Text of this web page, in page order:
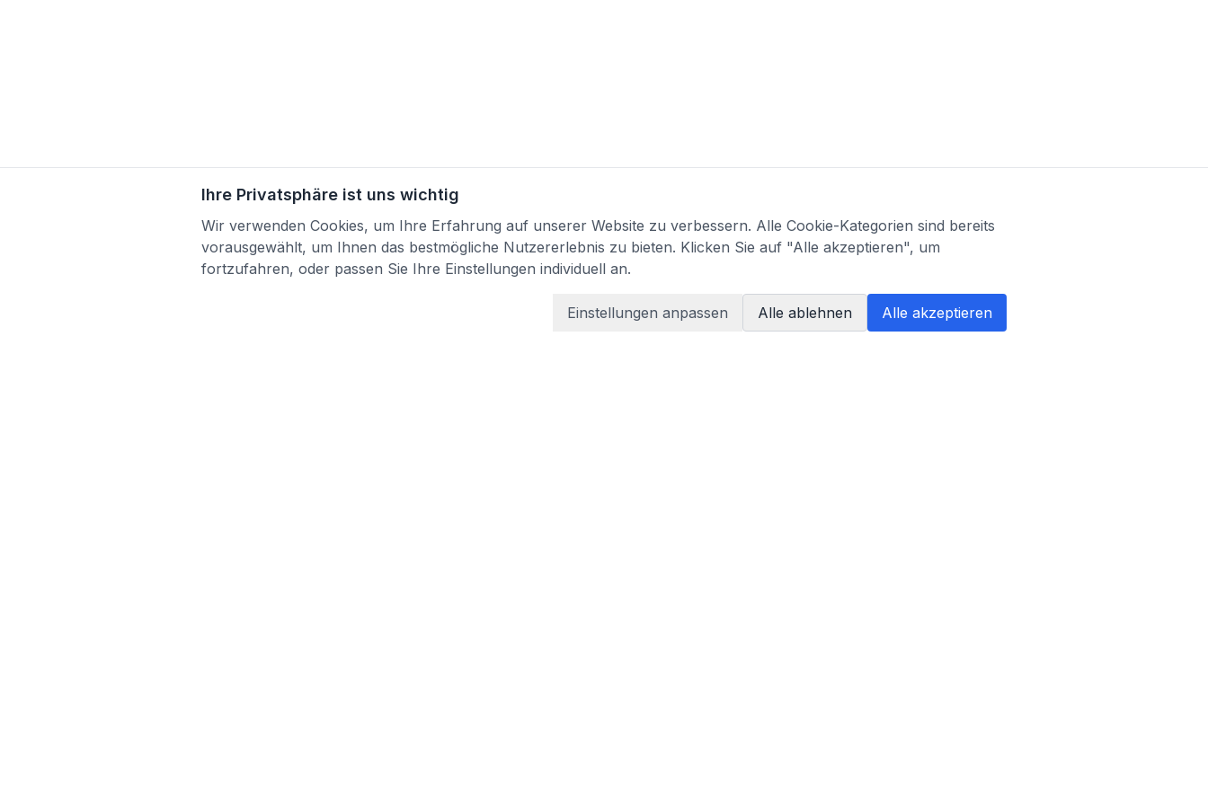
Ihre Privatsphäre ist uns wichtig
Wir verwenden Cookies, um Ihre Erfahrung auf unserer Website zu verbessern. Alle Cookie-Kategorien sind bereits
vorausgewählt, um Ihnen das bestmögliche Nutzererlebnis zu bieten. Klicken Sie auf "Alle akzeptieren", um
fortzufahren, oder passen Sie Ihre Einstellungen individuell an.
Einstellungen anpassen Alle ablehnen Alle akzeptieren